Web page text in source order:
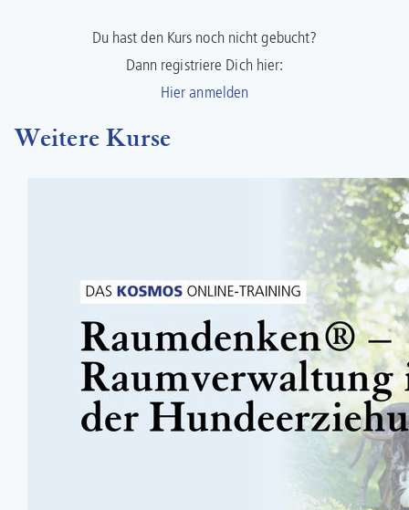
Du hast den Kurs noch nicht gebucht?
Dann registriere Dich hier:
Hier anmelden
Weitere Kurse